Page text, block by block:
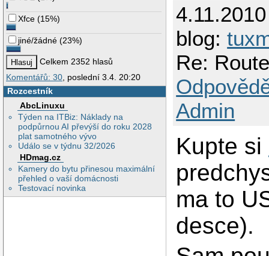
Xfce (15%)
jiné/žádné (23%)
Celkem 2352 hlasů
Komentářů: 30 , poslední 3.4. 20:20
Rozcestník
AbcLinuxu
Týden na ITBiz: Náklady na
podpůrnou AI převýší do roku 2028
plat samotného vývo
Událo se v týdnu 32/2026
HDmag.cz
Kamery do bytu přinesou maximální
přehled o vaší domácnosti
Testovací novinka
blog:
Re:
Admin
Kupte si
ma to
desce).